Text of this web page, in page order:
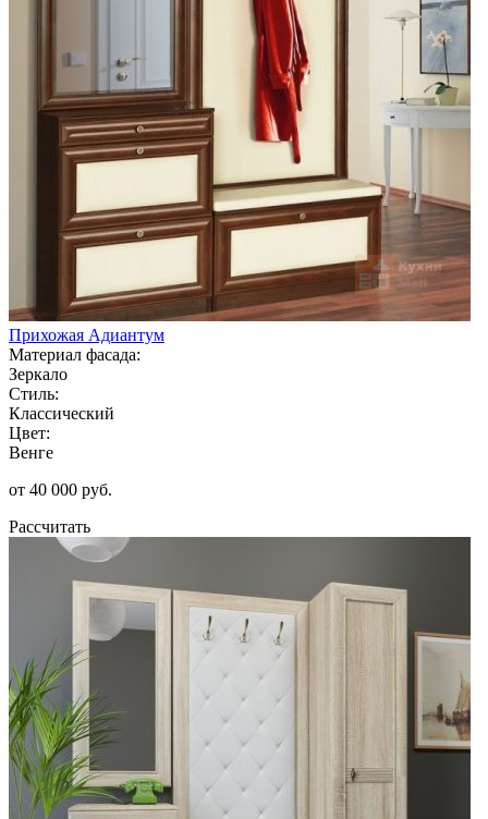
Прихожая Адиантум
Материал фасада:
Зеркало
Стиль:
Классический
Цвет:
Венге
от 40 000 руб.
Рассчитать